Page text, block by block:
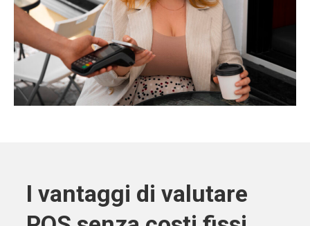
I vantaggi di valutare